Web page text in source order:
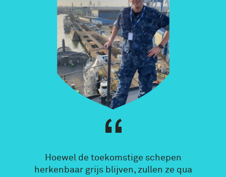
Hoewel de toekomstige schepen
herkenbaar grijs blijven, zullen ze qua